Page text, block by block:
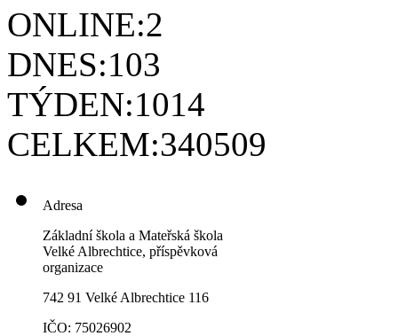
ONLINE:2
DNES:103
TÝDEN:1014
CELKEM:340509
Adresa
Základní škola a Mateřská škola
Velké Albrechtice, příspěvková
organizace
742 91 Velké Albrechtice 116
IČO: 75026902